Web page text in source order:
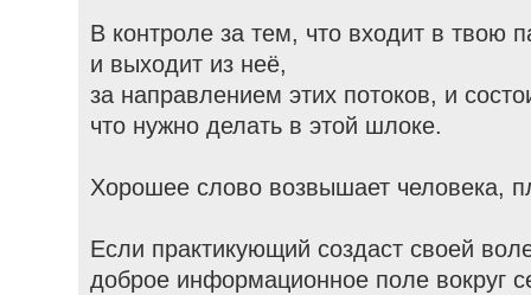
В контроле за тем, что входит в твою
и выходит из неё,
за направлением этих потоков, и
что нужно делать в этой шлоке.
Хорошее слово возвышает человека,
Если практикующий создаст своей
доброе информационное поле вокруг